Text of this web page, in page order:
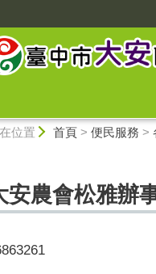
位置 首頁> 便民服務 >
安農會松雅辦